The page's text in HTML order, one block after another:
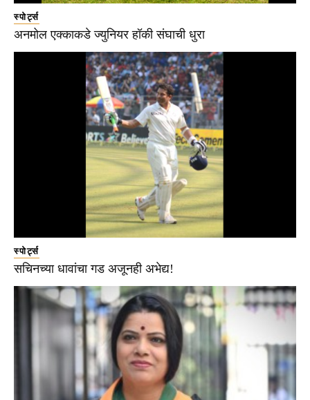
स्पोर्ट्स
अनमोल एक्काकडे ज्युनियर हॉकी संघाची धुरा
स्पोर्ट्स
सचिनच्या धावांचा गड अजूनही अभेद्य!